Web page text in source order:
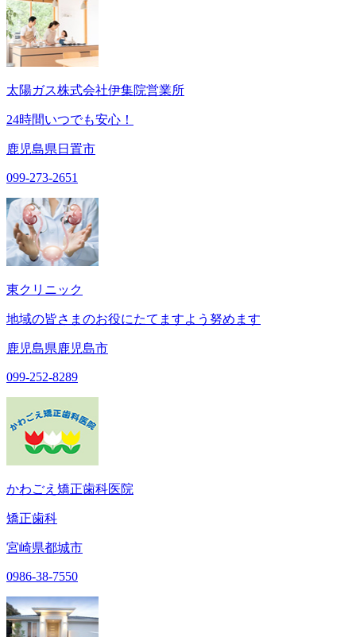
太陽ガス株式会社伊集院営業所
24時間いつでも安心！
鹿児島県日置市
099-273-2651
東クリニック
地域の皆さまのお役にたてますよう努めます
鹿児島県鹿児島市
099-252-8289
かわごえ矯正歯科医院
矯正歯科
宮崎県都城市
0986-38-7550